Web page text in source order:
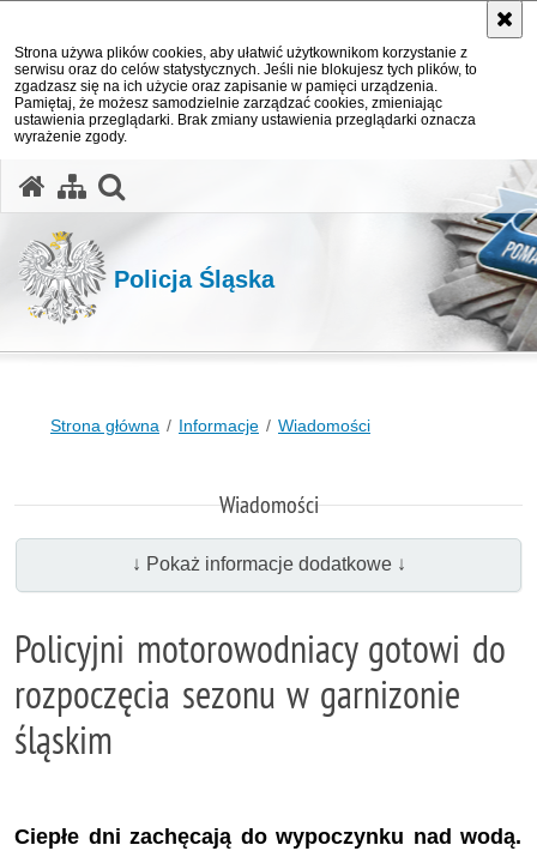
Strona używa plików cookies, aby ułatwić użytkownikom korzystanie z
serwisu oraz do celów statystycznych. Jeśli nie blokujesz tych plików, to
zgadzasz się na ich użycie oraz zapisanie w pamięci urządzenia.
Pamiętaj, że możesz samodzielnie zarządzać cookies, zmieniając
ustawienia przeglądarki. Brak zmiany ustawienia przeglądarki oznacza
wyrażenie zgody.
Policja Śląska
Strona główna Informacje Wiadomości
Wiadomości
↓ Pokaż informacje dodatkowe ↓
Policyjni motorowodniacy gotowi do
rozpoczęcia sezonu w garnizonie
śląskim
Ciepłe dni zachęcają do wypoczynku nad wodą.